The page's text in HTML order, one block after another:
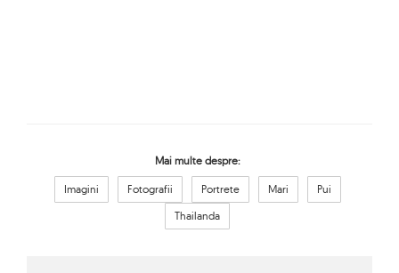
Mai multe despre:
Imagini Fotografii Portrete Mari
Pui
Thailanda